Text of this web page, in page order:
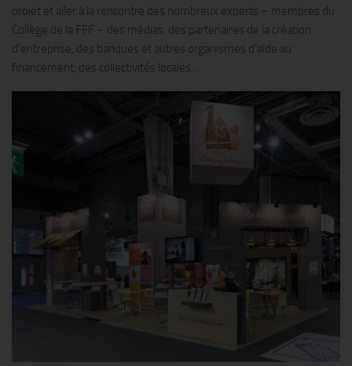
projet et aller à la rencontre des nombreux experts – membres du
Collège de la FFF – des médias, des partenaires de la création
d’entreprise, des banques et autres organismes d’aide au
financement, des collectivités locales…